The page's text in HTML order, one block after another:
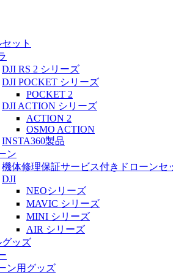
ット
DJI RS 2 シリーズ
DJI POCKET シリーズ
POCKET 2
DJI ACTION シリーズ
ACTION 2
OSMO ACTION
INSTA360製品
ン
機体修理保証サービス付きドローンセ
DJI
NEOシリーズ
MAVIC シリーズ
MINI シリーズ
AIR シリーズ
ッズ
ン用グッズ